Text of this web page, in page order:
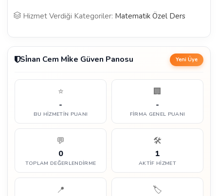
Hizmet Verdiği Kategoriler: Matematik Özel Ders
Si̇nan Cem Mi̇ke Güven Panosu Yeni Üye
⭐
-
BU HIZMETIN PUANI
🏢
-
FIRMA GENEL PUANI
💬
0
TOPLAM DEĞERLENDIRME
🛠️
1
AKTIF HIZMET
📍 🏷️